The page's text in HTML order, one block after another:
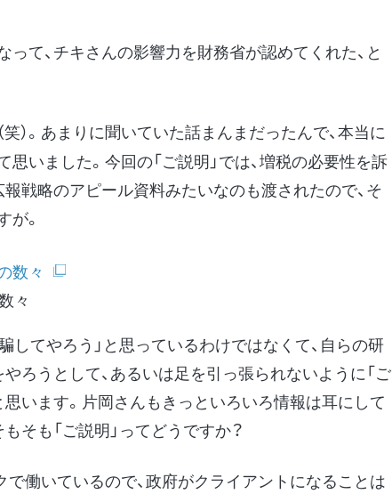
て、チキさんの影響力を財務省が認めてくれた、と
）。あまりに聞いていた話まんまだったんで、本当に
いました。今回の「ご説明」では、増税の必要性を訴
戦略のアピール資料みたいなのも渡されたので、そ
。
々
してやろう」と思っているわけではなくて、自らの研
ろうとして、あるいは足を引っ張られないように「ご
います。片岡さんもきっといろいろ情報は耳にして
そも「ご説明」ってどうですか？
で働いているので、政府がクライアントになることは